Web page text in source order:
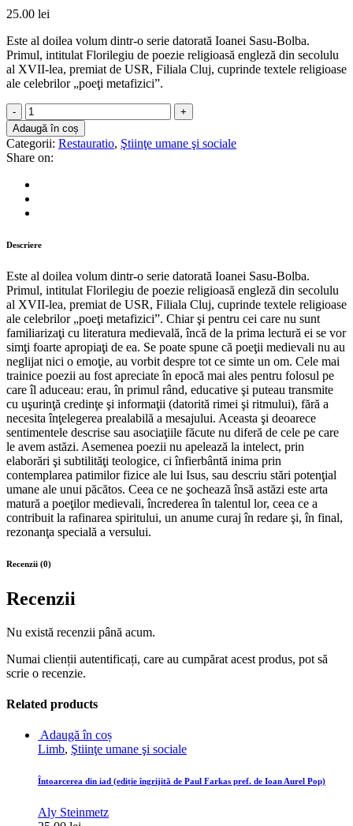
25.00 lei
Este al doilea volum dintr-o serie datorată Ioanei Sasu-Bolba.
Primul, intitulat Florilegiu de poezie religioasă engleză din secolulu
al XVII-lea, premiat de USR, Filiala Cluj, cuprinde textele religioase
ale celebrilor „poeţi metafizici”.
Poezie
religioasă
engleză
medievală
(traducere
Ioana
Sasu-
Adaugă în coș
Categorii: Restauratio, Ştiinţe umane şi sociale
Share on:
Descriere
Este al doilea volum dintr-o serie datorată Ioanei Sasu-Bolba.
Primul, intitulat Florilegiu de poezie religioasă engleză din secolulu
al XVII-lea, premiat de USR, Filiala Cluj, cuprinde textele religioase
ale celebrilor „poeţi metafizici”. Chiar şi pentru cei care nu sunt
familiarizaţi cu literatura medievală, încă de la prima lectură ei se vor
simţi foarte apropiaţi de ea. Se poate spune că poeţii medievali nu au
neglijat nici o emoţie, au vorbit despre tot ce simte un om. Cele mai
trainice poezii au fost apreciate în epocă mai ales pentru folosul pe
care îl aduceau: erau, în primul rând, educative şi puteau transmite
cu uşurinţă credinţe şi informaţii (datorită rimei şi ritmului), fără a
necesita înţelegerea prealabilă a mesajului. Aceasta şi deoarece
sentimentele descrise sau asociaţiile făcute nu diferă de cele pe care
le avem astăzi. Asemenea poezii nu apelează la intelect, prin
elaborări şi subtilităţi teologice, ci înfierbântă inima prin
contemplarea patimilor fizice ale lui Isus, sau descriu stări potenţial
umane ale unui păcătos. Ceea ce ne şochează însă astăzi este arta
matură a poeţilor medievali, încrederea în talentul lor, ceea ce a
contribuit la rafinarea spiritului, un anume curaj în redare şi, în final,
rezonanţa specială a versului.
Recenzii (0)
Recenzii
Nu există recenzii până acum.
Numai clienții autentificați, care au cumpărat acest produs, pot să
scrie o recenzie.
Related products
Adaugă în coș
Limb, Ştiinţe umane şi sociale
Întoarcerea din iad (ediție îngrijită de Paul Farkas pref. de Ioan Aurel Pop)
Aly Steinmetz